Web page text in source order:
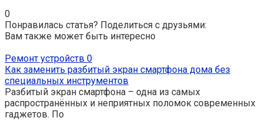
0
Понравилась статья? Поделиться с друзьями:
Вам также может быть интересно
Ремонт устройств 0
Как заменить разбитый экран смартфона дома без
специальных инструментов
Разбитый экран смартфона – одна из самых
распространённых и неприятных поломок современных
гаджетов. По